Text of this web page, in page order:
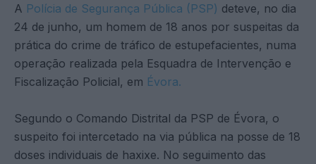
A Polícia de Segurança Pública (PSP) deteve, no dia
24 de junho, um homem de 18 anos por suspeitas da
prática do crime de tráfico de estupefacientes, numa
operação realizada pela Esquadra de Intervenção e
Fiscalização Policial, em Évora.
Segundo o Comando Distrital da PSP de Évora, o
suspeito foi intercetado na via pública na posse de 18
doses individuais de haxixe. No seguimento das